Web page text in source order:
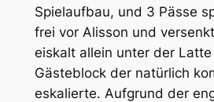
Spielaufbau, und 3 Pässe
frei vor Alisson und
eiskalt allein unter der
Gästeblock der natürlich
eskalierte. Aufgrund der